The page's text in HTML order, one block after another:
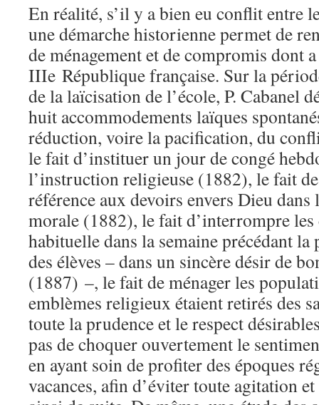
En réalité, s’il y a bien eu conflit entre
une démarche historienne permet de
de ménagement et de compromis dont
IIIe République française. Sur la
de la laïcisation de l’école, P. Cabanel
huit accommodements laïques
réduction, voire la pacification, du
le fait d’instituer un jour de congé
l’instruction religieuse (1882), le fait
référence aux devoirs envers Dieu dans
morale (1882), le fait d’interrompre les
habituelle dans la semaine précédant
des élèves – dans un sincère désir de
(1887) –, le fait de ménager les
emblèmes religieux étaient retirés des
toute la prudence et le respect
pas de choquer ouvertement le
en ayant soin de profiter des époques
vacances, afin d’éviter toute agitation